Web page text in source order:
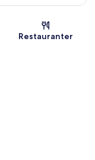
Restauranter